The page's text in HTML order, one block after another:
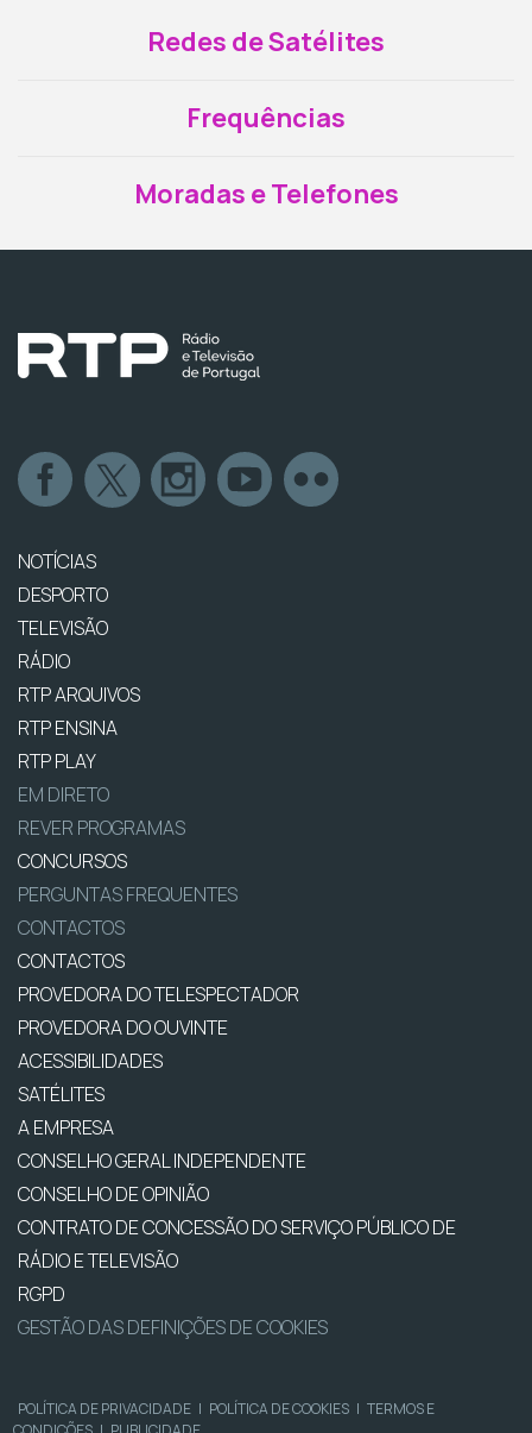
Redes de Satélites
Frequências
Moradas e Telefones
NOTÍCIAS
DESPORTO
TELEVISÃO
RÁDIO
RTP ARQUIVOS
RTP ENSINA
RTP PLAY
EM DIRETO
REVER PROGRAMAS
CONCURSOS
PERGUNTAS FREQUENTES
CONTACTOS
CONTACTOS
PROVEDORA DO TELESPECTADOR
PROVEDORA DO OUVINTE
ACESSIBILIDADES
SATÉLITES
A EMPRESA
CONSELHO GERAL INDEPENDENTE
CONSELHO DE OPINIÃO
CONTRATO DE CONCESSÃO DO SERVIÇO PÚBLICO DE
RÁDIO E TELEVISÃO
RGPD
GESTÃO DAS DEFINIÇÕES DE COOKIES
POLÍTICA DE PRIVACIDADE | POLÍTICA DE COOKIES | TERMOS E